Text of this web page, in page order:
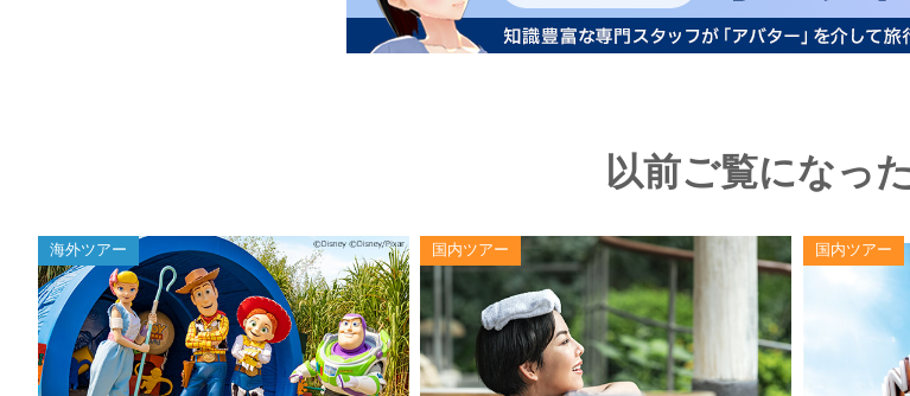
以前ご覧になっ
海外ツアー 国内ツアー 国内ツアー